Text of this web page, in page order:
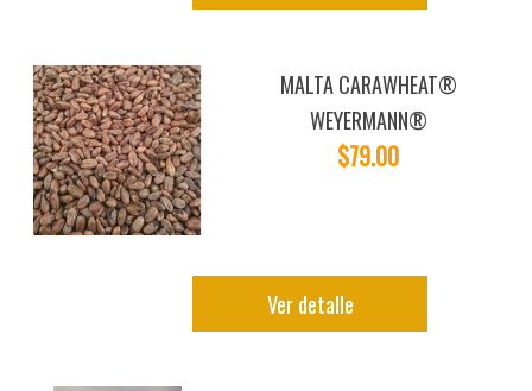
MALTA CARAWHEAT®
WEYERMANN®
$79.00
Ver detalle